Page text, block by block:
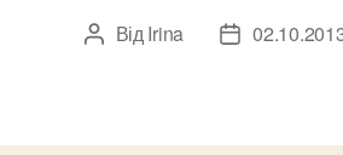
Автор
Від Irina
Дата